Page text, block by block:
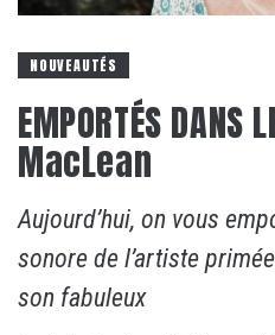
NOUVEAUTÉS
EMPORTÉS DANS
MacLean
Aujourd’hui, on vous
sonore de l’artiste
son fabuleux